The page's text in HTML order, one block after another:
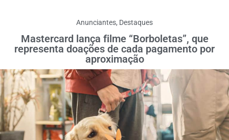
Anunciantes, Destaques
Mastercard lança filme “Borboletas”, que
representa doações de cada pagamento por
aproximação